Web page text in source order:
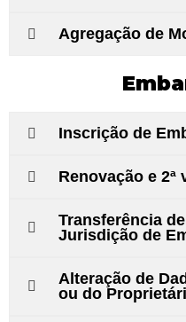
Agregação de
Inscrição de
Renovação e 2ª
Transferência
Jurisdição de
Alteração de
ou do